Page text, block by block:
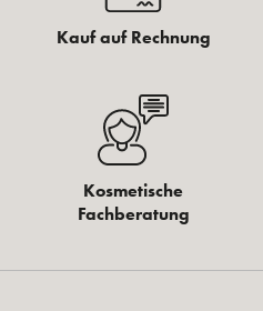
Kauf auf Rechnung
Kosmetische
Fachberatung